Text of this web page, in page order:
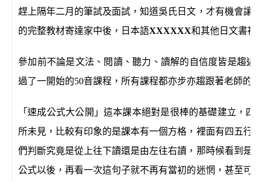
趕上隔年二月的筆試及面試，知道吳氏日文，才有機會讓
的完整教材寄達家中後，日本語XXXXXX和其他日文書被
參加前不論是文法、閱讀、聽力、讀解的自信度皆是趨近
過了一開始的50音課程，所有課程都亦步亦趨跟著老師的
「速成公式大公開」這本課本絕對是很棒的基礎建立 ，四
所未見，比較有印象的是課本有一個方格，裡面有四五行
們判斷究竟是從上往下讀還是由左往右讀，那時候看到是
公式以後，再看一次這句子就不再有當初的迷惘，甚至可